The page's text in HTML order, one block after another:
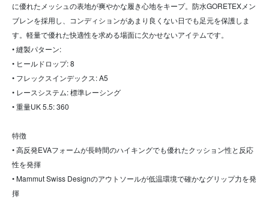
に優れたメッシュの表地が爽やかな履き心地をキープ。防水GORETEXメン
ブレンを採用し、コンディションがあまり良くない日でも足元を保護しま
す。軽量で優れた快適性を求める場面に欠かせないアイテムです。
• 縫製パターン:
• ヒールドロップ: 8
• フレックスインデックス: A5
• レースシステム: 標準レーシング
• 重量UK 5.5: 360
特徴
• 高反発EVAフォームが長時間のハイキングでも優れたクッション性と反応
性を発揮
• Mammut Swiss Designのアウトソールが低温環境で確かなグリップ力を発
揮